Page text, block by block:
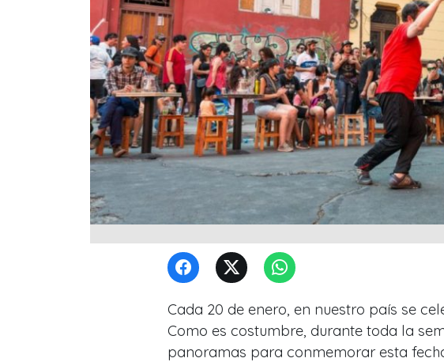
Cada 20 de enero, en nuestro país se
Como es costumbre, durante toda la
panoramas para conmemorar esta